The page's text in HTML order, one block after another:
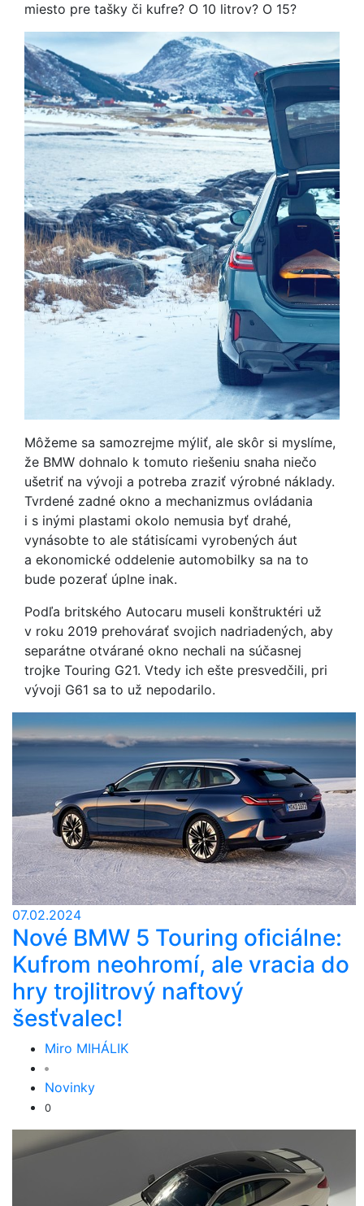
miesto pre tašky či kufre? O 10 litrov? O 15?
Môžeme sa samozrejme mýliť, ale skôr si myslíme,
že BMW dohnalo k tomuto riešeniu snaha niečo
ušetriť na vývoji a potreba zraziť výrobné náklady.
Tvrdené zadné okno a mechanizmus ovládania
i s inými plastami okolo nemusia byť drahé,
vynásobte to ale státisícami vyrobených áut
a ekonomické oddelenie automobilky sa na to
bude pozerať úplne inak.
Podľa britského Autocaru museli konštruktéri už
v roku 2019 prehovárať svojich nadriadených, aby
separátne otvárané okno nechali na súčasnej
trojke Touring G21. Vtedy ich ešte presvedčili, pri
vývoji G61 sa to už nepodarilo.
07.02.2024
Nové BMW 5 Touring oficiálne:
Kufrom neohromí, ale vracia do
hry trojlitrový naftový
šesťvalec!
Miro MIHÁLIK
Novinky
0